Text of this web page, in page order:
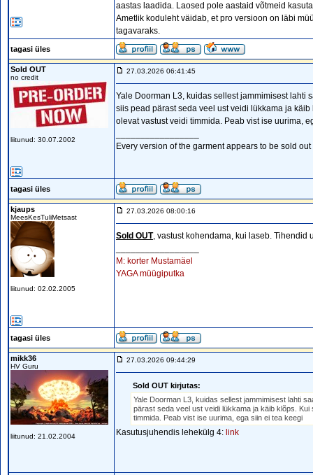
aastas laadida. Laosed pole aastaid võtmeid
Ametlik koduleht väidab, et pro versioon on läbi
tagavaraks.
tagasi üles
Sold OUT
no credit
liitunud: 30.07.2002
27.03.2026 06:41:45
Yale Doorman L3, kuidas sellest jammimisest lahti
siis pead pärast seda veel ust veidi lükkama ja
olevat vastust veidi timmida. Peab vist ise uurima,
Every version of the garment appears to be sold
tagasi üles
kjaups
MeesKesTuliMetsast
liitunud: 02.02.2005
27.03.2026 08:00:16
Sold OUT, vastust kohendama, kui laseb. Tihendid
M: korter Mustamäel
YAGA müügiputka
tagasi üles
mikk36
HV Guru
liitunud: 21.02.2004
27.03.2026 09:44:29
Sold OUT kirjutas:
Yale Doorman L3, kuidas sellest jammimisest lahti
pärast seda veel ust veidi lükkama ja käib klõps.
timmida. Peab vist ise uurima, ega siin ei tea keegi
Kasutusjuhendis lehekülg 4: link